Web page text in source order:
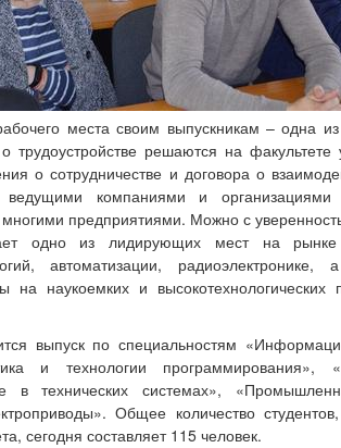
места своим выпускникам – одна
трудоустройстве решаются на
о сотрудничестве и договора о
компаниями и организациями
предприятиями. Можно с
одно из лидирующих мест на
автоматизации,
на наукоемких и
выпуск по специальностям
и технологии программирования»,
в технических системах»,
Общее количество
сегодня составляет 115 человек.